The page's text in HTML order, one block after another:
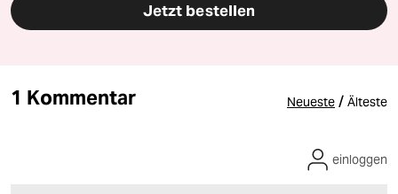
Jetzt bestellen
1 Kommentar Neueste / Älteste
einloggen